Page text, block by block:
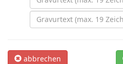
abbrechen